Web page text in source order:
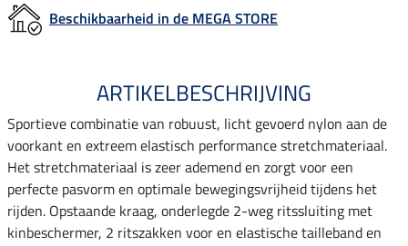
Beschikbaarheid in de MEGA STORE
ARTIKELBESCHRIJVING
Sportieve combinatie van robuust, licht gevoerd nylon aan de
voorkant en extreem elastisch performance stretchmateriaal.
Het stretchmateriaal is zeer ademend en zorgt voor een
perfecte pasvorm en optimale bewegingsvrijheid tijdens het
rijden. Opstaande kraag, onderlegde 2-weg ritssluiting met
kinbeschermer, 2 ritszakken voor en elastische tailleband en